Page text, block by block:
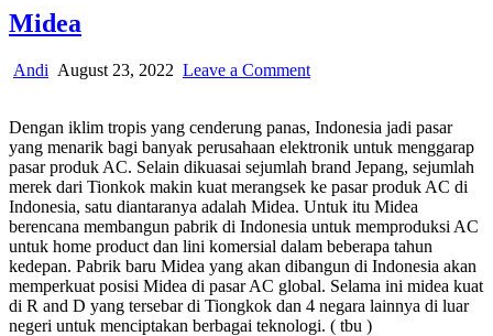
Midea
Author:
Andi
Published
August 23, 2022 Leave a Commenton
Dengan iklim tropis yang cenderung panas, Indonesia jadi pasar
yang menarik bagi banyak perusahaan elektronik untuk menggarap
pasar produk AC. Selain dikuasai sejumlah brand Jepang, sejumlah
merek dari Tionkok makin kuat merangsek ke pasar produk AC di
Indonesia, satu diantaranya adalah Midea. Untuk itu Midea
berencana membangun pabrik di Indonesia untuk memproduksi AC
untuk home product dan lini komersial dalam beberapa tahun
kedepan. Pabrik baru Midea yang akan dibangun di Indonesia akan
memperkuat posisi Midea di pasar AC global. Selama ini midea kuat
di R and D yang tersebar di Tiongkok dan 4 negara lainnya di luar
negeri untuk menciptakan berbagai teknologi. ( tbu )